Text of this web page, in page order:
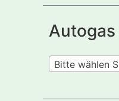
Autogas
Bitte wählen